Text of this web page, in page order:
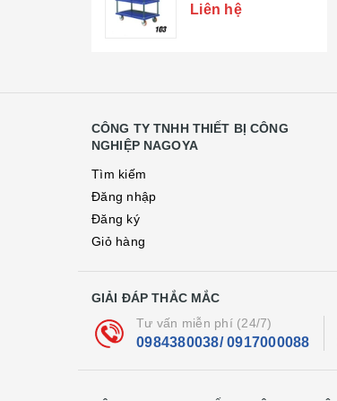
Liên hệ
CÔNG TY TNHH THIẾT BỊ CÔNG
NGHIỆP NAGOYA
Tìm kiếm
Đăng nhập
Đăng ký
Giỏ hàng
GIẢI ĐÁP THẮC MẮC
Tư vấn miễn phí (24/7)
0984380038/ 0917000088